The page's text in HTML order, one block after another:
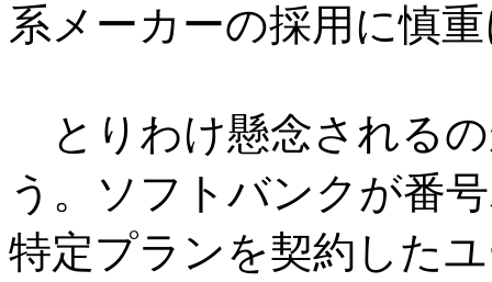
系メーカーの採用に慎
とりわけ懸念されるの
う。ソフトバンクが番
特定プランを契約した